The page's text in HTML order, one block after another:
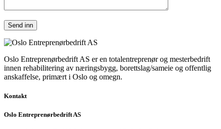
Oslo Entreprenørbedrift AS er en totalentreprenør og mesterbedrift
innen rehabilitering av næringsbygg, borettslag/sameie og offentlig
anskaffelse, primært i Oslo og omegn.
Kontakt
Oslo Entreprenørbedrift AS